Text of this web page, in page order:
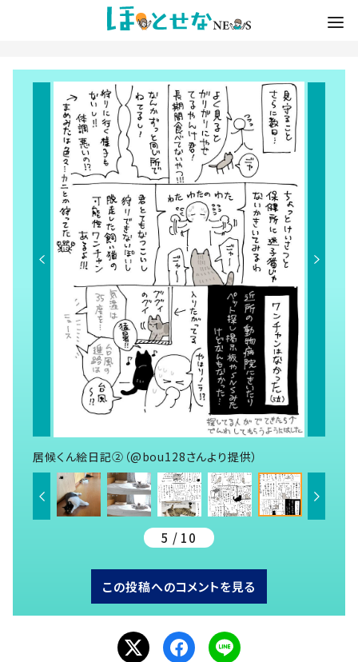
居候くん絵日記②（@bou128さんより提供）
5 / 10
この投稿へのコメントを見る